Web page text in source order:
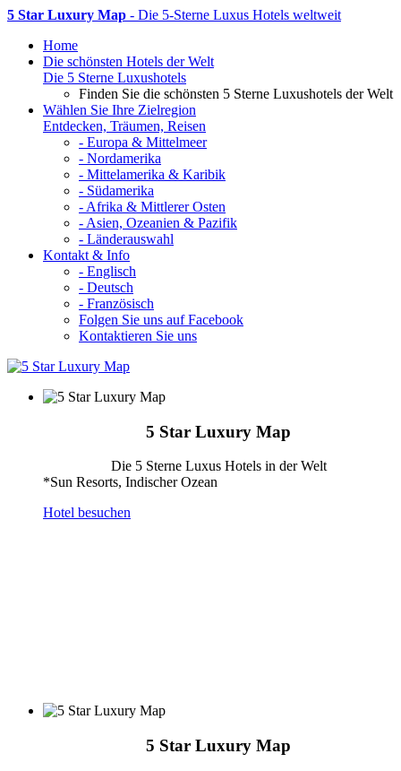
5 Star Luxury Map - Die 5-Sterne Luxus Hotels weltweit
Home
Die schönsten Hotels der Welt
Die 5 Sterne Luxushotels
Finden Sie die schönsten 5 Sterne Luxushotels der Welt
Wählen Sie Ihre Zielregion
Entdecken, Träumen, Reisen
- Europa & Mittelmeer
- Nordamerika
- Mittelamerika & Karibik
- Südamerika
- Afrika & Mittlerer Osten
- Asien, Ozeanien & Pazifik
- Länderauswahl
Kontakt & Info
- Englisch
- Deutsch
- Französisch
Folgen Sie uns auf Facebook
Kontaktieren Sie uns
5 Star Luxury Map
Die 5 Sterne Luxus Hotels in der Welt
*Sun Resorts, Indischer Ozean
Hotel besuchen
5 Star Luxury Map